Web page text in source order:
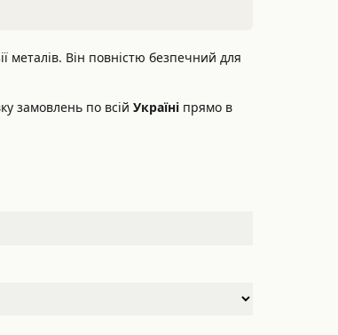
металів. Він повністю безпечний для
замовлень по всій Україні прямо в